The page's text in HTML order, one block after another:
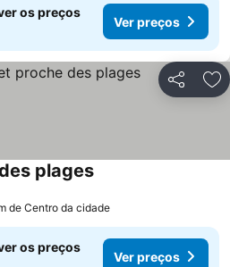
os preços
Ver preços
Partilhar
plagesVer preços
de Centro da cidade
os preços
Ver preços